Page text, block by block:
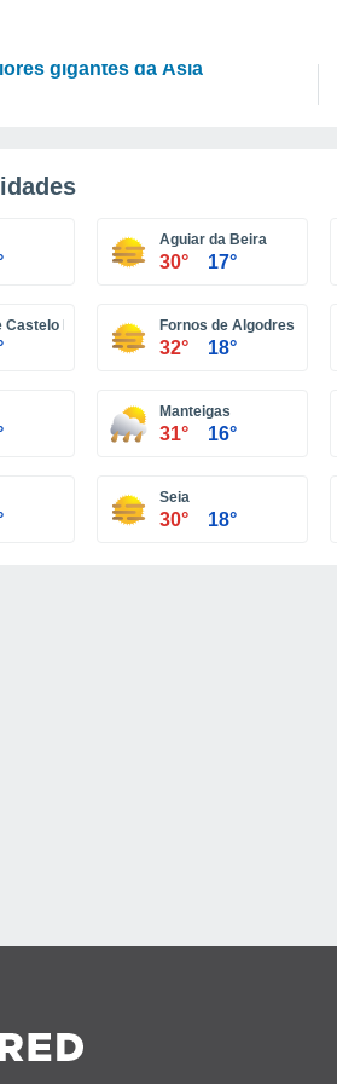
gigantes da Ásia
Aguiar da Beira
30° 17°
Castelo Rodrigo Fornos de Algodres
32° 18°
Manteigas
31° 16°
Seia
30° 18°